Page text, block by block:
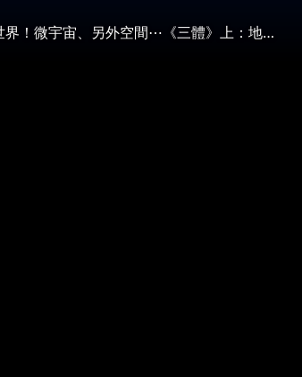
兩個粒子，攪亂地球！物理學走到終點，竟是這⋯眾多眼睛匯聚成一隻大眼睛！一粒沙裡，藏三千大千世界！微宇宙、另外空間⋯《三體》上：地球往事。｜ #未解之謎 扶搖